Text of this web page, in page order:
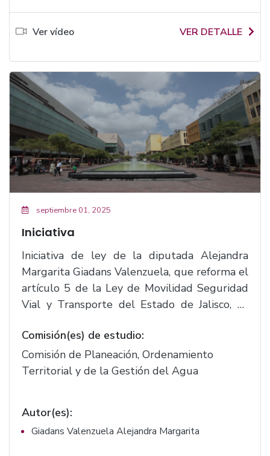
Ver vídeo VER DETALLE
septiembre 01, 2025
Iniciativa
Iniciativa de ley de la diputada Alejandra
Margarita Giadans Valenzuela, que reforma el
artículo 5 de la Ley de Movilidad Seguridad
Vial y Transporte del Estado de Jalisco, se
208, 212, 214, 223 y 227 del Código Urbano
para El estado de Jalisco.(F. 2757)
Comisión(es) de estudio:
Comisión de Planeación, Ordenamiento
Territorial y de la Gestión del Agua
Autor(es):
Giadans Valenzuela Alejandra Margarita